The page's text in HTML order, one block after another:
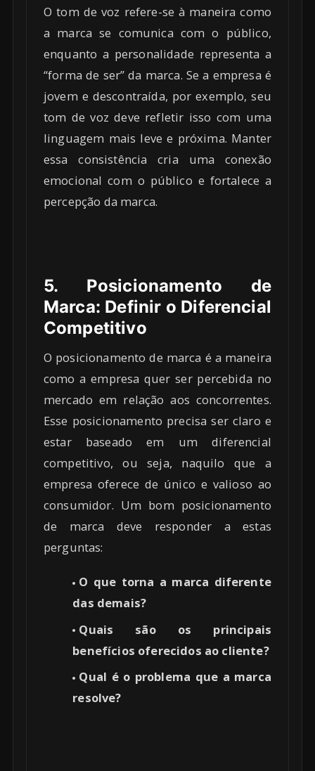
O tom de voz refere-se à maneira como
a marca se comunica com o público,
enquanto a personalidade representa a
“forma de ser” da marca. Se a empresa é
jovem e descontraída, por exemplo, seu
tom de voz deve refletir isso com uma
linguagem mais leve e próxima. Manter
essa consistência cria uma conexão
emocional com o público e fortalece a
percepção da marca.
5. Posicionamento de
Marca: Definir o Diferencial
Competitivo
O posicionamento de marca é a maneira
como a empresa quer ser percebida no
mercado em relação aos concorrentes.
Esse posicionamento precisa ser claro e
estar baseado em um diferencial
competitivo, ou seja, naquilo que a
empresa oferece de único e valioso ao
consumidor. Um bom posicionamento
de marca deve responder a estas
perguntas:
O que torna a marca diferente
das demais?
Quais são os principais
benefícios oferecidos ao cliente?
Qual é o problema que a marca
resolve?